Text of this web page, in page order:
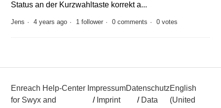
Status an der Kurzwahltaste korrekt a...
Jens 4 years ago 1 follower 0 comments 0 votes
Enreach Help-Center
for Swyx and
Impressum
/ Imprint
Datenschutz
/ Data
English
(United